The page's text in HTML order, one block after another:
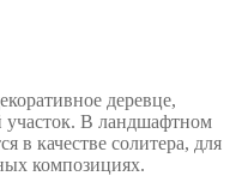
деревце,
участок. В ландшафтном
в качестве солитера, для
композициях.